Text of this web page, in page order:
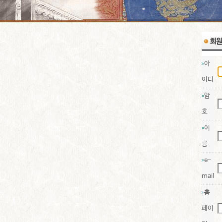
아
이디
암
호
이
름
e-
mail
홈
페이